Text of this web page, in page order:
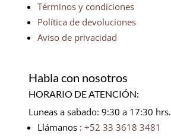
Términos y condiciones
Política de devoluciones
Aviso de privacidad
Habla con nosotros
HORARIO DE ATENCIÓN:
Luneas a sabado: 9:30 a 17:30 hrs.
Llámanos : +52 33 3618 3481